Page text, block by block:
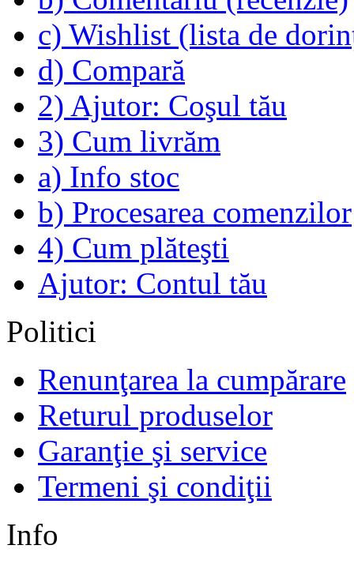
c) Wishlist (lista de
d) Compară
2) Ajutor: Coşul tău
3) Cum livrăm
a) Info stoc
b) Procesarea comenzilor
4) Cum plăteşti
Ajutor: Contul tău
Politici
Renunţarea la cumpărare
Returul produselor
Garanţie şi service
Termeni şi condiţii
Info